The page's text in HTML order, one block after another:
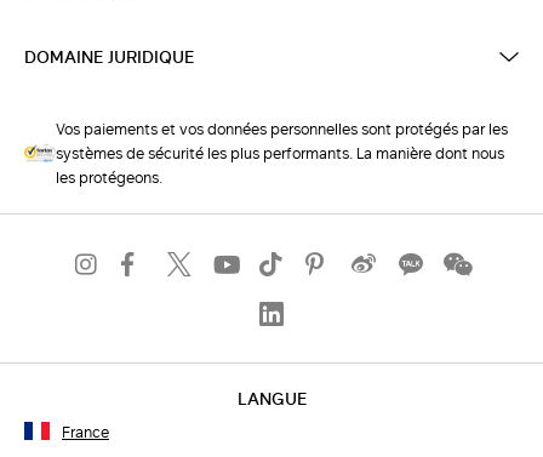
DOMAINE JURIDIQUE
Vos paiements et vos données personnelles sont protégés par les
systèmes de sécurité les plus performants. La manière dont nous
les protégeons.
LANGUE
France